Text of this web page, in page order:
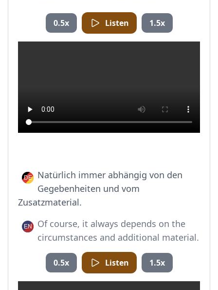
0.5x Listen 1.5x
Natürlich immer abhängig von den
Gegebenheiten und vom
Zusatzmaterial.
Of course, it always depends on the
circumstances and additional material.
0.5x Listen 1.5x